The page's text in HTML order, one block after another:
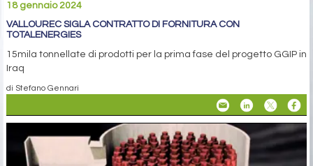
18 gennaio 2024
VALLOUREC SIGLA CONTRATTO DI FORNITURA CON
TOTALENERGIES
15mila tonnellate di prodotti per la prima fase del progetto GGIP in
Iraq
di Stefano Gennari